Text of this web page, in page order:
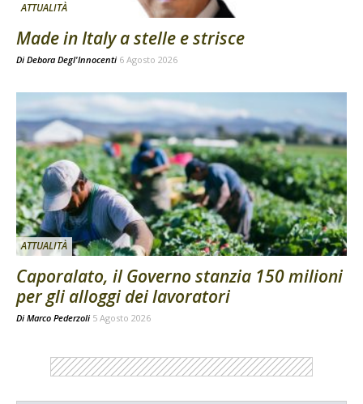
ATTUALITÀ
Made in Italy a stelle e strisce
Di Debora Degl'Innocenti 6 Agosto 2026
ATTUALITÀ
Caporalato, il Governo stanzia 150 milioni
per gli alloggi dei lavoratori
Di Marco Pederzoli 5 Agosto 2026